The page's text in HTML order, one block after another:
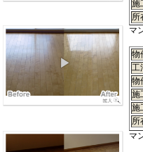
施
所
マ
物
工
物
施
施
所
マ